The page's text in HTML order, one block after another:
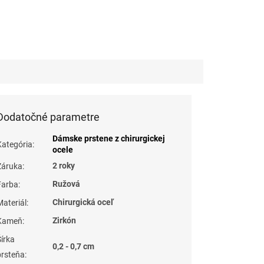
parametre
:
Dámske prstene z chirurgickej
ocele
:
2 roky
:
Ružová
:
Chirurgická oceľ
:
Zirkón
:
0,2 - 0,7 cm